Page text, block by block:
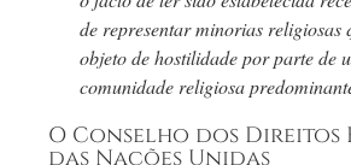
de representar minorias religiosas
objeto de hostilidade por parte de
comunidade religiosa
O Conselho dos Direitos
das Nações Unidas